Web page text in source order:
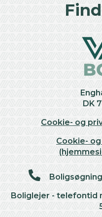
DK
Cookie- og
Cookie-
Boliglejer - telefontid